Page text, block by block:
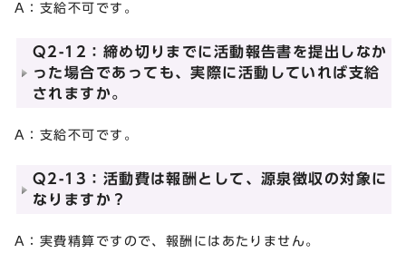
A：支給不可です。
Q2-12：締め切りまでに活動報告書を提出しなか
った場合であっても、実際に活動していれば支給
されますか。
A：支給不可です。
Q2-13：活動費は報酬として、源泉徴収の対象に
なりますか？
A：実費精算ですので、報酬にはあたりません。